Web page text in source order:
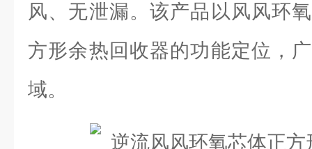
风、无泄漏。该产品以风风环
方形余热回收器的功能定位，
域。